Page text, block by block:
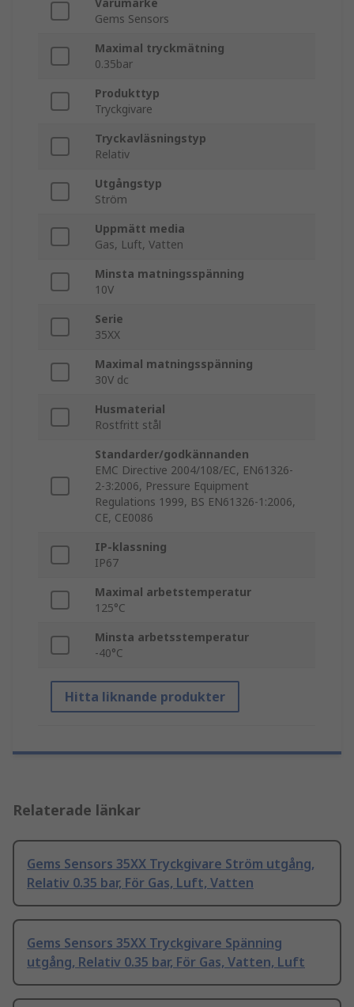
Varumärke
Gems Sensors
Maximal tryckmätning
0.35bar
Produkttyp
Tryckgivare
Tryckavläsningstyp
Relativ
Utgångstyp
Ström
Uppmätt media
Gas, Luft, Vatten
Minsta matningsspänning
10V
Serie
35XX
Maximal matningsspänning
30V dc
Husmaterial
Rostfritt stål
Standarder/godkännanden
EMC Directive 2004/108/EC, EN61326-
2-3:2006, Pressure Equipment
Regulations 1999, BS EN61326-1:2006,
CE, CE0086
IP-klassning
IP67
Maximal arbetstemperatur
125°C
Minsta arbetsstemperatur
-40°C
Hitta liknande produkter
Relaterade länkar
Gems Sensors 35XX Tryckgivare Ström utgång,
Relativ 0.35 bar, För Gas, Luft, Vatten
Gems Sensors 35XX Tryckgivare Spänning
utgång, Relativ 0.35 bar, För Gas, Vatten, Luft